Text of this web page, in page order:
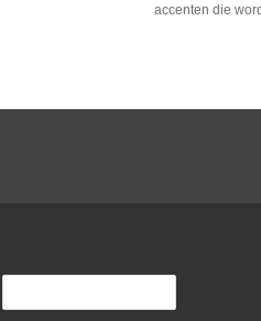
accenten die